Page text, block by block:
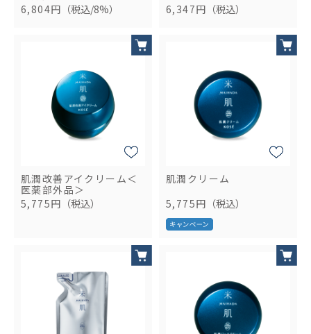
6,804円 （税込/8%）
6,347円 （税込）
肌潤改善アイクリーム＜
医薬部外品＞
5,775円 （税込）
肌潤クリーム
5,775円 （税込）